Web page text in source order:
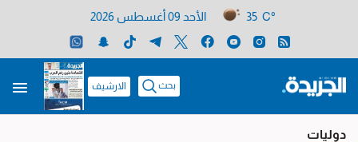
35 C° الأحد 09 أغسطس 2026
بحث الارشيف
دوليات